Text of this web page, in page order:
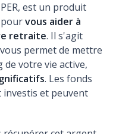
est un produit
pourvous aider à
retraite. Il s'agit
permet de mettre
votre vie active,
. Les fonds
investis et peuvent